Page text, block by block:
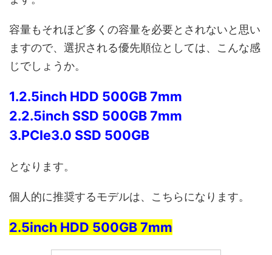
容量もそれほど多くの容量を必要とされないと思い
ますので、選択される優先順位としては、こんな感
じでしょうか。
1.2.5inch HDD 500GB 7mm
2.2.5inch SSD 500GB 7mm
3.PCIe3.0 SSD 500GB
となります。
個人的に推奨するモデルは、こちらになります。
2.5inch HDD 500GB 7mm